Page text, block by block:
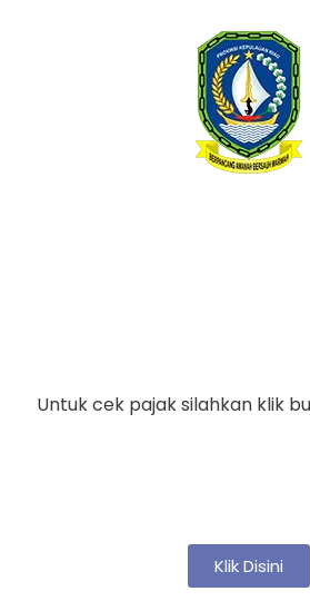
Cek Pajak Kendaraan
Untuk cek pajak silahkan klik
Klik Disini